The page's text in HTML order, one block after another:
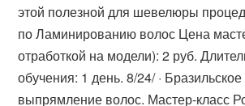
этой полезной для шевелюры
по Ламинированию волос Цена
отработкой на модели): 2 руб.
обучения: 1 день. 8/24/ ·
выпрямление волос. Мастер-класс